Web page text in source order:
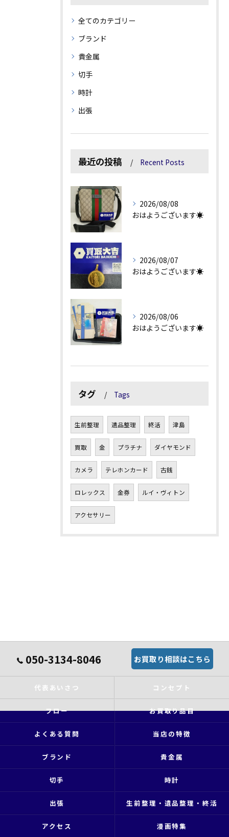
全てのカテゴリー
ブランド
貴金属
切手
時計
出張
最近の投稿 Recent Posts
2026/08/08
おはようございます☀
2026/08/07
おはようございます☀
2026/08/06
おはようございます☀
タグ Tags
生前整理 遺品整理 終活 津島
買取 金 プラチナ ダイヤモンド
カメラ テレホンカード 古銭
ロレックス 金券 ルイ・ヴィトン
アクセサリー
050-3134-8046 お買取り相談はこちら
代表あいさつ コンセプト
フロー お買取り品目
よくある質問 当店の特徴
ブランド 貴金属
切手 時計
出張 生前整理・遺品整理・終活
アクセス 漫画特集